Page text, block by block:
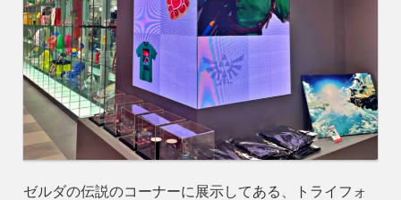
ゼルダの伝説のコーナーに展示してある、トライフォ